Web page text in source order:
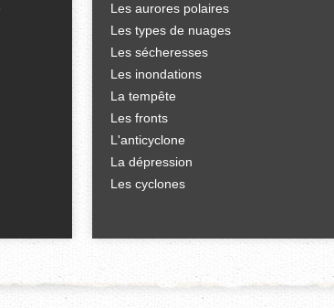
Les aurores polaires
Les types de nuages
Les sécheresses
Les inondations
La tempête
Les fronts
L'anticyclone
La dépression
Les cyclones